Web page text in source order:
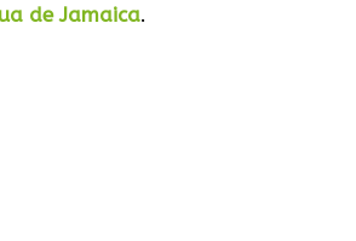
de Jamaica.